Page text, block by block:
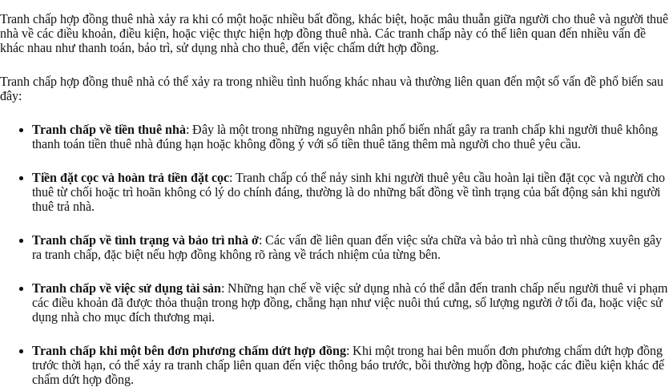
Tranh chấp hợp đồng thuê nhà xảy ra khi có một hoặc nhiều bất đồng, khác biệt, hoặc mâu thuẫn giữa người cho thuê và người thuê
nhà về các điều khoản, điều kiện, hoặc việc thực hiện hợp đồng thuê nhà. Các tranh chấp này có thể liên quan đến nhiều vấn đề
khác nhau như thanh toán, bảo trì, sử dụng nhà cho thuê, đến việc chấm dứt hợp đồng.
Tranh chấp hợp đồng thuê nhà có thể xảy ra trong nhiều tình huống khác nhau và thường liên quan đến một số vấn đề phổ biến sau
đây:
Tranh chấp về tiền thuê nhà: Đây là một trong những nguyên nhân phổ biến nhất gây ra tranh chấp khi người thuê không
thanh toán tiền thuê nhà đúng hạn hoặc không đồng ý với số tiền thuê tăng thêm mà người cho thuê yêu cầu.
Tiền đặt cọc và hoàn trả tiền đặt cọc: Tranh chấp có thể nảy sinh khi người thuê yêu cầu hoàn lại tiền đặt cọc và người cho
thuê từ chối hoặc trì hoãn không có lý do chính đáng, thường là do những bất đồng về tình trạng của bất động sản khi người
thuê trả nhà.
Tranh chấp về tình trạng và bảo trì nhà ở: Các vấn đề liên quan đến việc sửa chữa và bảo trì nhà cũng thường xuyên gây
ra tranh chấp, đặc biệt nếu hợp đồng không rõ ràng về trách nhiệm của từng bên.
Tranh chấp về việc sử dụng tài sản: Những hạn chế về việc sử dụng nhà có thể dẫn đến tranh chấp nếu người thuê vi phạm
các điều khoản đã được thỏa thuận trong hợp đồng, chẳng hạn như việc nuôi thú cưng, số lượng người ở tối đa, hoặc việc sử
dụng nhà cho mục đích thương mại.
Tranh chấp khi một bên đơn phương chấm dứt hợp đồng: Khi một trong hai bên muốn đơn phương chấm dứt hợp đồng
trước thời hạn, có thể xảy ra tranh chấp liên quan đến việc thông báo trước, bồi thường hợp đồng, hoặc các điều kiện khác để
chấm dứt hợp đồng.